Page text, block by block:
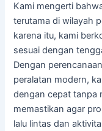
Kami mengerti
terutama di wilayah
karena itu, kami
sesuai dengan
Dengan
peralatan modern,
dengan cepat tanpa
memastikan agar
lalu lintas dan